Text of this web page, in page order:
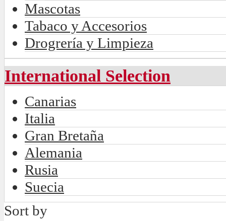
Mascotas
Tabaco y Accesorios
Drogrería y Limpieza
International Selection
Canarias
Italia
Gran Bretaña
Alemania
Rusia
Suecia
Sort by